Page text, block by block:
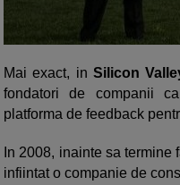
Mai exact, in Silicon
fondatori de companii
platforma de feedback
In 2008, inainte sa
infiintat o companie de